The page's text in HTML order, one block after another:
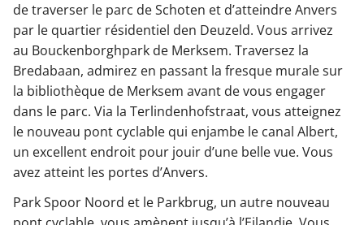
de traverser le parc de Schoten et d’atteindre Anvers
par le quartier résidentiel den Deuzeld. Vous arrivez
au Bouckenborghpark de Merksem. Traversez la
Bredabaan, admirez en passant la fresque murale sur
la bibliothèque de Merksem avant de vous engager
dans le parc. Via la Terlindenhofstraat, vous atteignez
le nouveau pont cyclable qui enjambe le canal Albert,
un excellent endroit pour jouir d’une belle vue. Vous
avez atteint les portes d’Anvers.
Park Spoor Noord et le Parkbrug, un autre nouveau